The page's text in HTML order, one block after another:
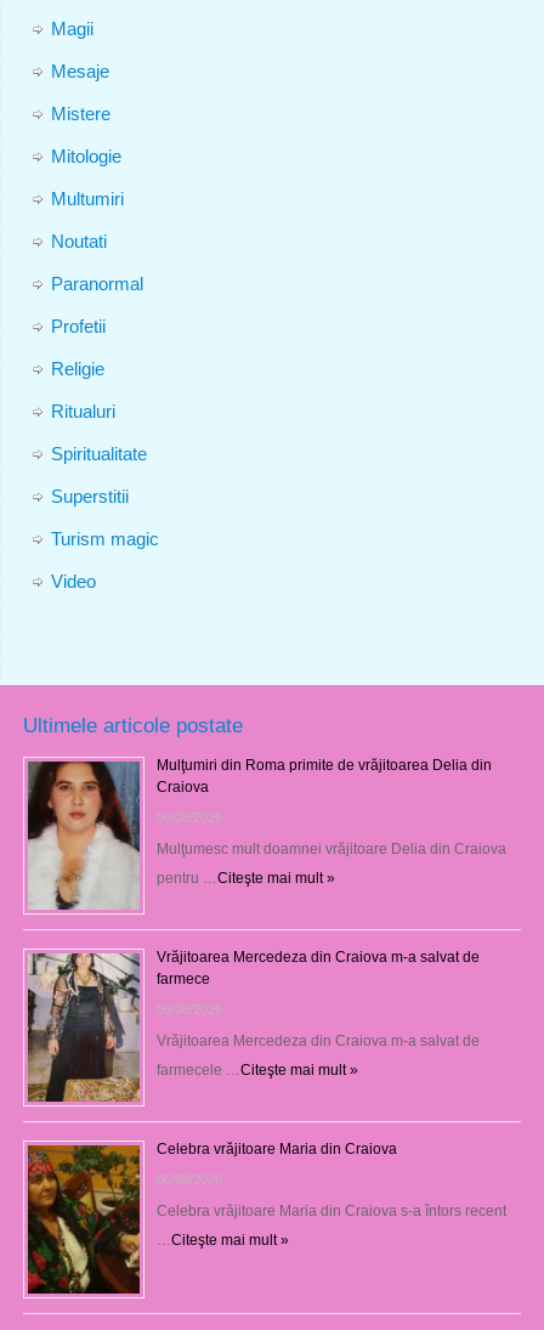
Magii
Mesaje
Mistere
Mitologie
Multumiri
Noutati
Paranormal
Profetii
Religie
Ritualuri
Spiritualitate
Superstitii
Turism magic
Video
Ultimele articole postate
Mulţumiri din Roma primite de vrăjitoarea Delia din
Craiova
06/08/2026
Mulţumesc mult doamnei vrăjitoare Delia din Craiova
pentru … Citeşte mai mult »
Vrăjitoarea Mercedeza din Craiova m-a salvat de
farmece
06/08/2026
Vrăjitoarea Mercedeza din Craiova m-a salvat de
farmecele … Citeşte mai mult »
Celebra vrăjitoare Maria din Craiova
06/08/2026
Celebra vrăjitoare Maria din Craiova s-a întors recent
Citeşte mai mult »